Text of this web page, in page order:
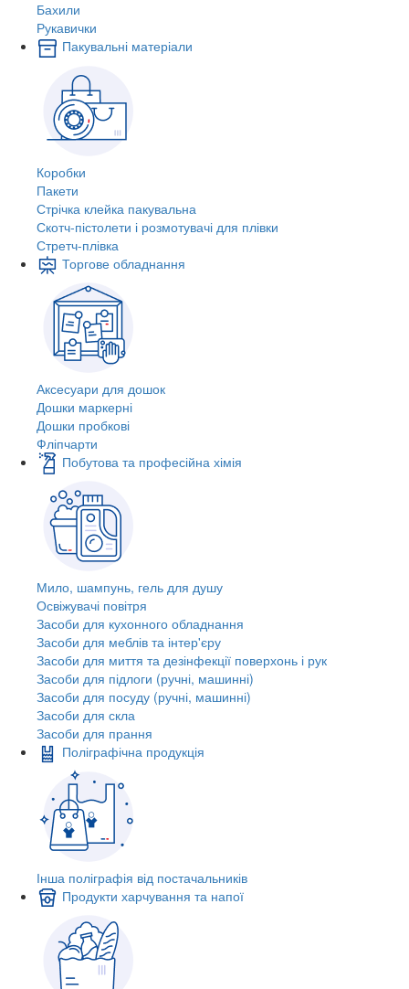
Бахили
Рукавички
Пакувальні матеріали
Коробки
Пакети
Стрічка клейка пакувальна
Скотч-пістолети і розмотувачі для плівки
Стретч-плівка
Торгове обладнання
Аксесуари для дошок
Дошки маркерні
Дошки пробкові
Фліпчарти
Побутова та професійна хімія
Мило, шампунь, гель для душу
Освіжувачі повітря
Засоби для кухонного обладнання
Засоби для меблів та інтер'єру
Засоби для миття та дезінфекції поверхонь і рук
Засоби для підлоги (ручні, машинні)
Засоби для посуду (ручні, машинні)
Засоби для скла
Засоби для прання
Поліграфічна продукція
Інша поліграфія від постачальників
Продукти харчування та напої